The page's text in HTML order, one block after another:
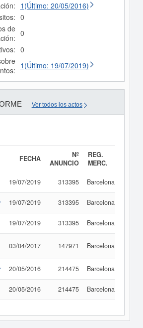
1(Último: 20/05/2016)
0
de 0
0
1(Último: 19/07/2019)
Ver todos los actos
FECHA
Nº
ANUNCIO
REG.
MERC.
19/07/2019 313395 Barcelona
19/07/2019 313395 Barcelona
19/07/2019 313395 Barcelona
03/04/2017 147971 Barcelona
20/05/2016 214475 Barcelona
20/05/2016 214475 Barcelona